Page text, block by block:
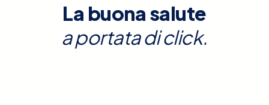
La buona salute
a portata di click.